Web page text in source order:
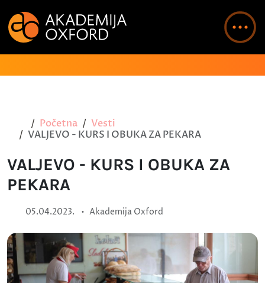
Početna
Vesti
VALJEVO - KURS I OBUKA ZA PEKARA
VALJEVO - KURS I OBUKA ZA
PEKARA
05.04.2023. • Akademija Oxford